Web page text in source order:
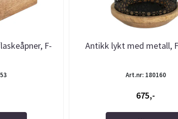
F-
Antikk lykt med metall,
Art.nr: 180160
675,-